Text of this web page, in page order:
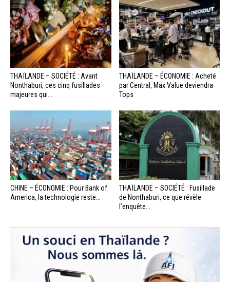
THAÏLANDE – SOCIÉTÉ : Avant
Nonthaburi, ces cinq fusillades
majeures qui...
THAÏLANDE – ÉCONOMIE : Acheté
par Central, Max Value deviendra
Tops
CHINE – ÉCONOMIE : Pour Bank of
America, la technologie reste...
THAÏLANDE – SOCIÉTÉ : Fusillade
de Nonthaburi, ce que révèle
l’enquête...